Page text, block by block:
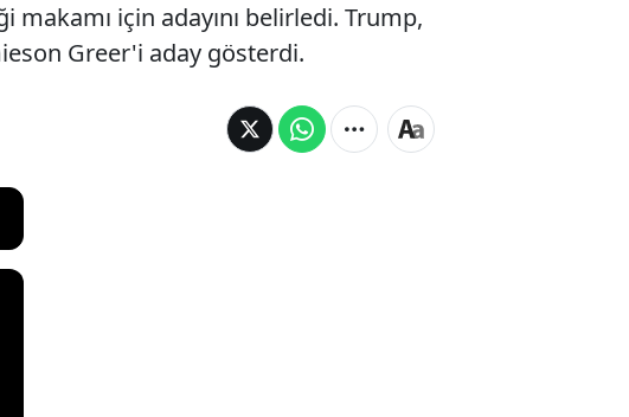
için adayını belirledi. Trump,
Greer'i aday gösterdi.